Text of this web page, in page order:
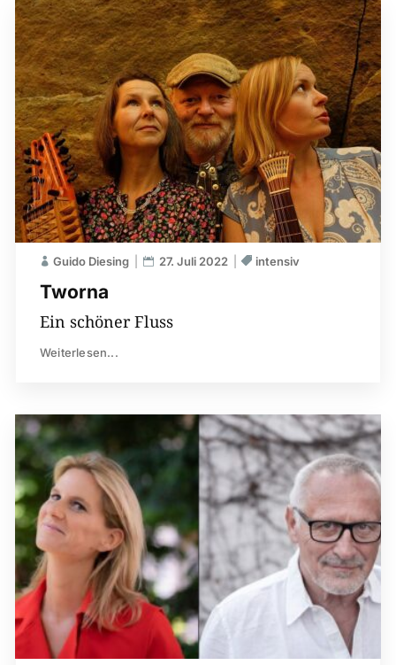
Tworna
Guido Diesing 27. Juli 2022 intensiv
Ein schöner Fluss
Weiterlesen...